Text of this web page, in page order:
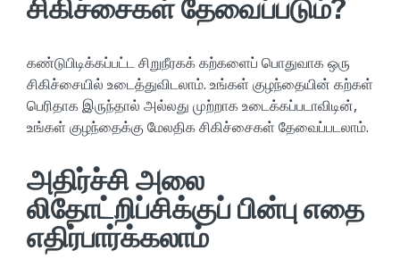
சிகிச்சைகள் தேவைப்படும்?
கண்டுபிடிக்கப்பட்ட சிறுநீரகக் கற்களைப் பொதுவாக ஒரு
சிகிச்சையில் உடைத்துவிடலாம். உங்கள் குழந்தையின் கற்கள்
பெரிதாக இருந்தால் அல்லது முற்றாக உடைக்கப்படாவிடின்,
உங்கள் குழந்தைக்கு மேலதிக சிகிச்சைகள் தேவைப்படலாம்.
அதிர்ச்சி அலை
லிதோட்றிப்சிக்குப் பின்பு எதை
எதிர்பார்க்கலாம்